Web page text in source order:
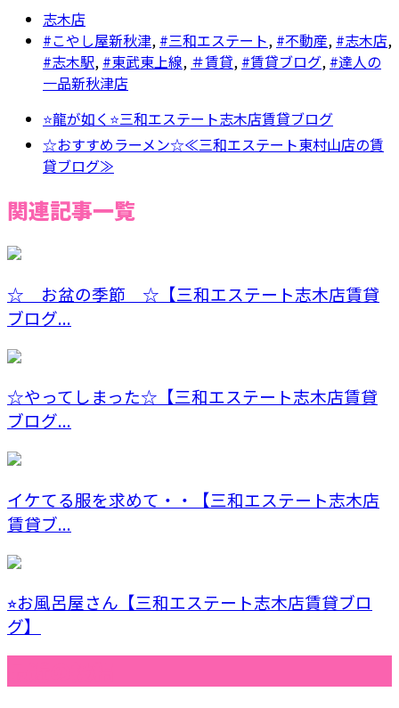
志木店
#こやし屋新秋津, #三和エステート, #不動産, #志木店,
#志木駅, #東武東上線, ＃賃貸, #賃貸ブログ, #達人の
一品新秋津店
⭐龍が如く⭐三和エステート志木店賃貸ブログ
☆おすすめラーメン☆≪三和エステート東村山店の賃
貸ブログ≫
関連記事一覧
☆ お盆の季節 ☆【三和エステート志木店賃貸
ブログ...
☆やってしまった☆【三和エステート志木店賃貸
ブログ...
イケてる服を求めて・・【三和エステート志木店
賃貸ブ...
⭐︎お風呂屋さん【三和エステート志木店賃貸ブロ
グ】